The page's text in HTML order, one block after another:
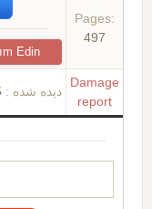
Edin
Pages:
497
دیده شده :
Damage
report